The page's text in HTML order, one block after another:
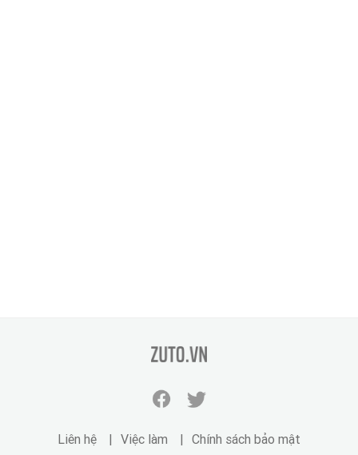
zuto.vn
Liên hệ Việc làm Chính sách bảo mật
Facebook
zuto.vn
Twitter
zuto.vn